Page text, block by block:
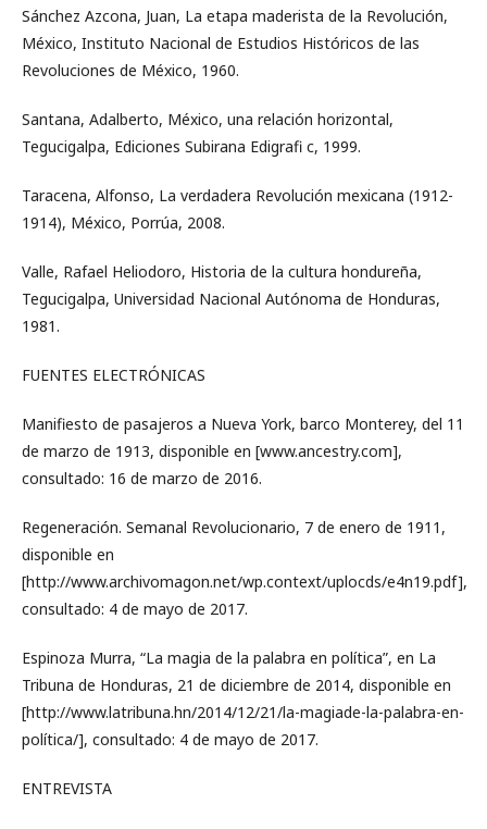
Sánchez Azcona, Juan, La etapa maderista de la Revolución,
México, Instituto Nacional de Estudios Históricos de las
Revoluciones de México, 1960.
Santana, Adalberto, México, una relación horizontal,
Tegucigalpa, Ediciones Subirana Edigrafi c, 1999.
Taracena, Alfonso, La verdadera Revolución mexicana (1912-
1914), México, Porrúa, 2008.
Valle, Rafael Heliodoro, Historia de la cultura hondureña,
Tegucigalpa, Universidad Nacional Autónoma de Honduras,
1981.
FUENTES ELECTRÓNICAS
Manifiesto de pasajeros a Nueva York, barco Monterey, del 11
de marzo de 1913, disponible en [www.ancestry.com],
consultado: 16 de marzo de 2016.
Regeneración. Semanal Revolucionario, 7 de enero de 1911,
disponible en
[http://www.archivomagon.net/wp.context/uplocds/e4n19.pdf],
consultado: 4 de mayo de 2017.
Espinoza Murra, “La magia de la palabra en política”, en La
Tribuna de Honduras, 21 de diciembre de 2014, disponible en
[http://www.latribuna.hn/2014/12/21/la-magiade-la-palabra-en-
política/], consultado: 4 de mayo de 2017.
ENTREVISTA